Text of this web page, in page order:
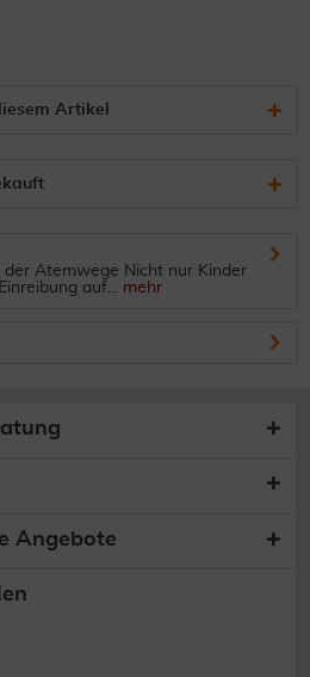
Artikel
der Atemwege Nicht nur Kinder
auf... mehr
Angebote